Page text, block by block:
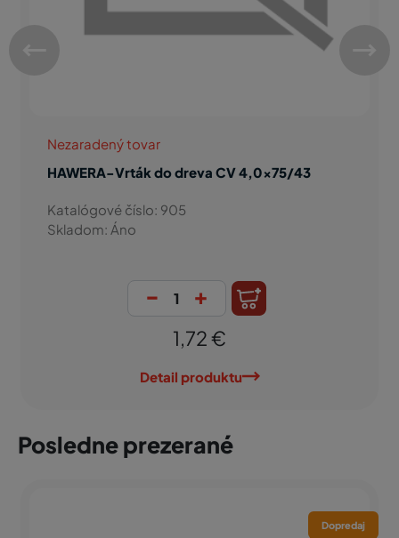
Nezaradený tovar
HAWERA-Vrták do dreva CV 4,0x75/43
Katalógové číslo: 905
Skladom: Áno
- +
1,72 €
Detail produktu
Posledne prezerané
Dopredaj